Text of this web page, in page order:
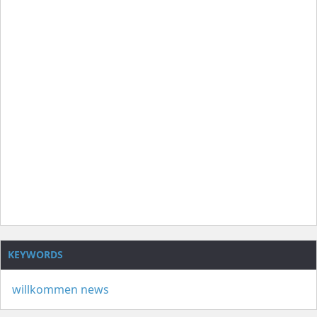
KEYWORDS
willkommen news